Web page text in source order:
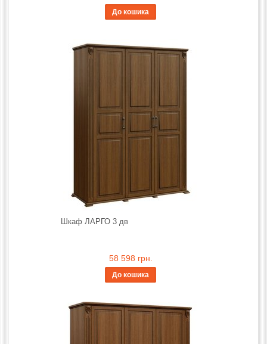
До кошика
Шкаф ЛАРГО 3 дв
58 598 грн.
До кошика